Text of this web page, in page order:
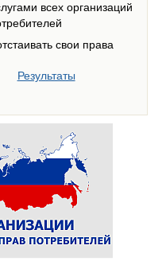
всех организаций
свои права
Результаты